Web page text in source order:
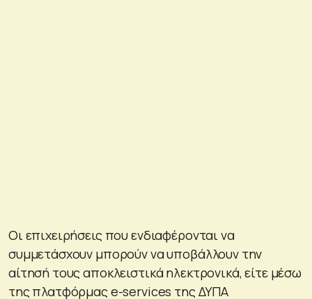
Οι επιχειρήσεις που ενδιαφέρονται να
συμμετάσχουν μπορούν να υποβάλλουν την
αίτησή τους αποκλειστικά ηλεκτρονικά, είτε μέσω
της πλατφόρμας e-services της ΔΥΠΑ